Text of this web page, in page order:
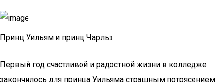
Принц Уильям и принц Чарльз
Первый год счастливой и радостной жизни в колледже
закончилось для принца Уильяма страшным потрясением.